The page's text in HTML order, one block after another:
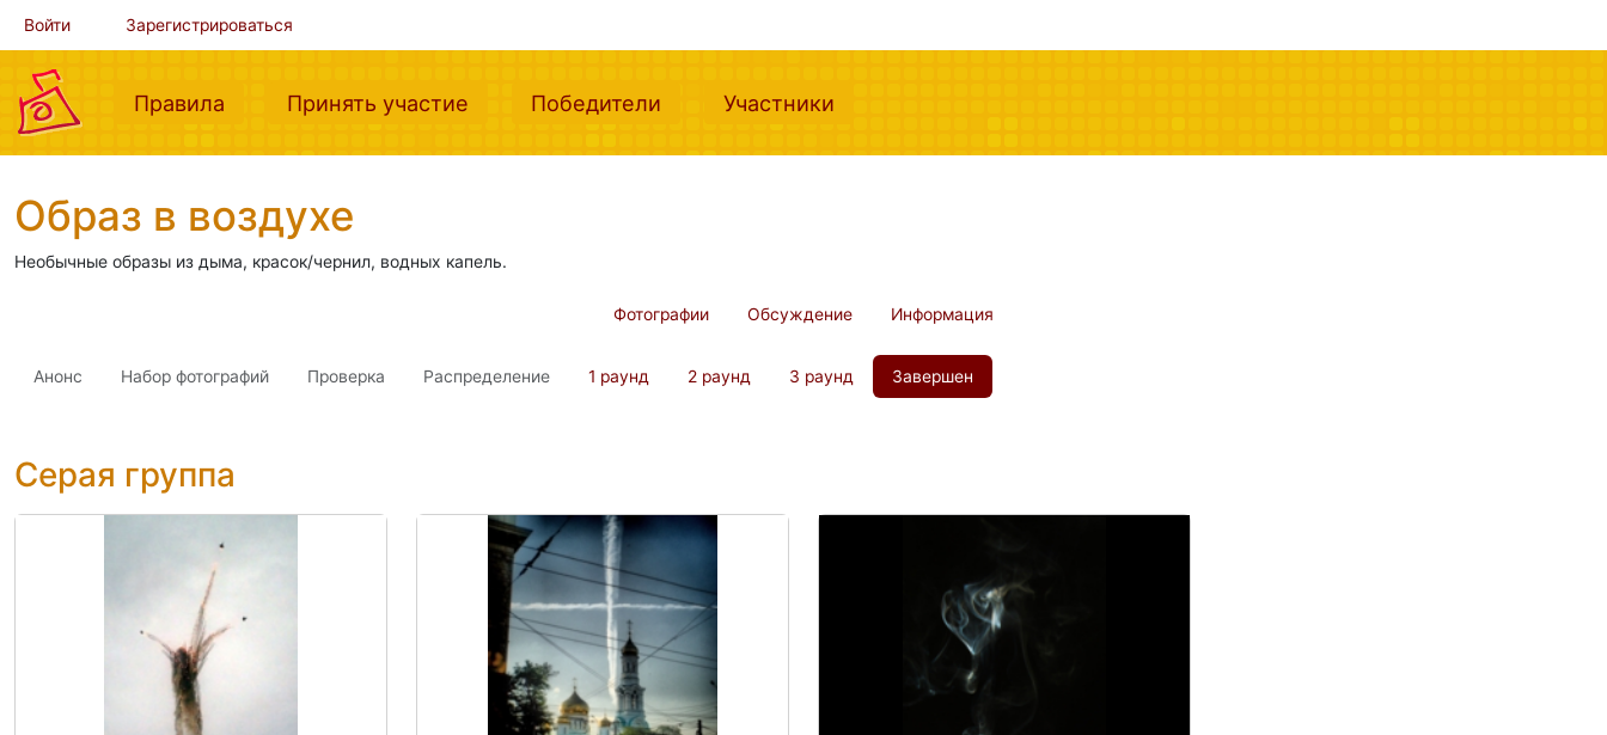
Войти Зарегистрироваться
Правила (current)Принять участие (current)Победители (current)Участники
Образ в воздухе
Необычные образы из дыма, красок/чернил, водных капель.
Фотографии Обсуждение Информация
Анонс Набор фотографий Проверка Распределение 1 раунд 2 раунд 3 раунд Завершен
Серая группа